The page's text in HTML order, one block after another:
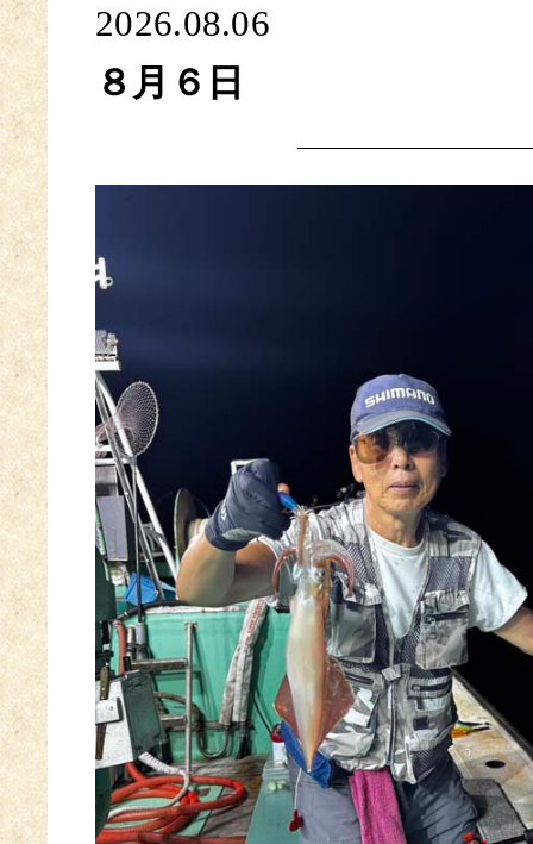
2026.08.06
８月６日